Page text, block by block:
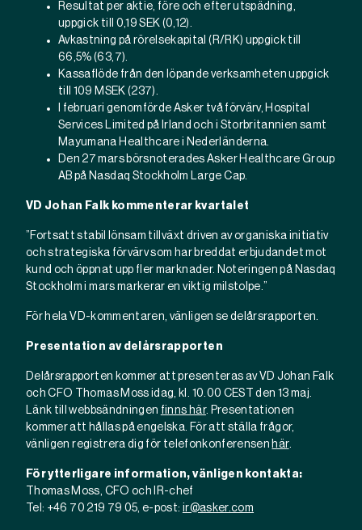
Resultat per aktie, före och efter utspädning,
uppgick till 0,19 SEK (0,12).
Avkastning på rörelsekapital (R/RK) uppgick till
66,5% (63,7).
Kassaflöde från den löpande verksamheten uppgick
till 109 MSEK (237).
I februari genomförde Asker två förvärv, Hospital
Services Limited på Irland och i Storbritannien samt
Mayumana Healthcare i Nederländerna.
Den 27 mars börsnoterades Asker Healthcare Group
AB på Nasdaq Stockholm Large Cap.
VD Johan Falk kommenterar kvartalet
”Fortsatt stabil lönsam tillväxt driven av organiska initiativ
och strategiska förvärv som har breddat erbjudandet mot
kund och öppnat upp fler marknader. Noteringen på Nasdaq
Stockholm i mars markerar en viktig milstolpe.”
För hela VD-kommentaren, vänligen se delårsrapporten.
Presentation av delårsrapporten
Delårsrapporten kommer att presenteras av VD Johan Falk
och CFO Thomas Moss idag, kl. 10.00 CEST den 13 maj.
Länk till webbsändningen finns här. Presentationen
kommer att hållas på engelska. För att ställa frågor,
vänligen registrera dig för telefonkonferensen här.
För ytterligare information, vänligen kontakta:
Thomas Moss, CFO och IR-chef
Tel: +46 70 219 79 05, e-post: ir@asker.com